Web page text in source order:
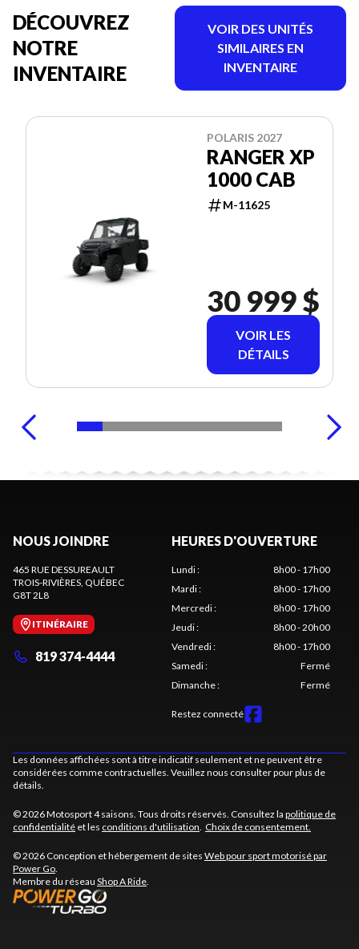
DÉCOUVREZ
NOTRE
INVENTAIRE
VOIR DES UNITÉS
SIMILAIRES EN
INVENTAIRE
POLARIS 2027
RANGER XP
1000 CAB
M-11625
30 999 $
VOIR LES
DÉTAILS
NOUS JOINDRE
465 RUE DESSUREAULT
TROIS-RIVIÈRES, QUÉBEC
G8T 2L8
ITINÉRAIRE
819 374-4444
HEURES D'OUVERTURE
Lundi:
8h00 - 17h00
Mardi:
8h00 - 17h00
Mercredi:
8h00 - 17h00
Jeudi:
8h00 - 20h00
Vendredi:
8h00 - 17h00
Samedi:
Fermé
Dimanche: Fermé
Restez connecté
Les données affichées sont à titre indicatif seulement et ne peuvent être
considérées comme contractuelles. Veuillez nous consulter pour plus de
détails.
© 2026 Motosport 4 saisons. Tous droits réservés. Consultez la politique de
confidentialité et les conditions d'utilisation. Choix de consentement.
© 2026 Conception et hébergement de sites Web pour sport motorisé par
Power Go.
Membre du réseau Shop A Ride.